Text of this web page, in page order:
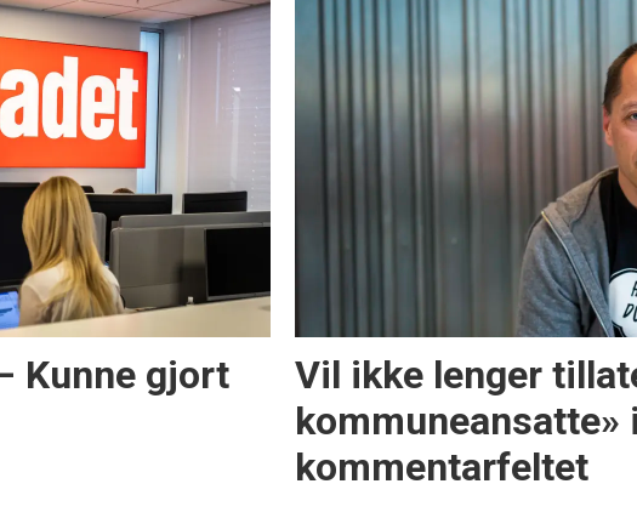
Kunne gjort
Vil ikke lenger
kommuneansatte» i
kommentarfeltet